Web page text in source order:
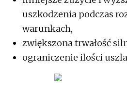
uszkodzenia podczas
warunkach,
zwiększona trwałość
ograniczenie ilości